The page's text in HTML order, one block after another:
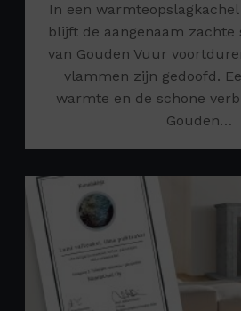
In een
blijft de aangenaam
van Gouden Vuur
vlammen zijn gedoofd.
warmte en de schone
Gouden…